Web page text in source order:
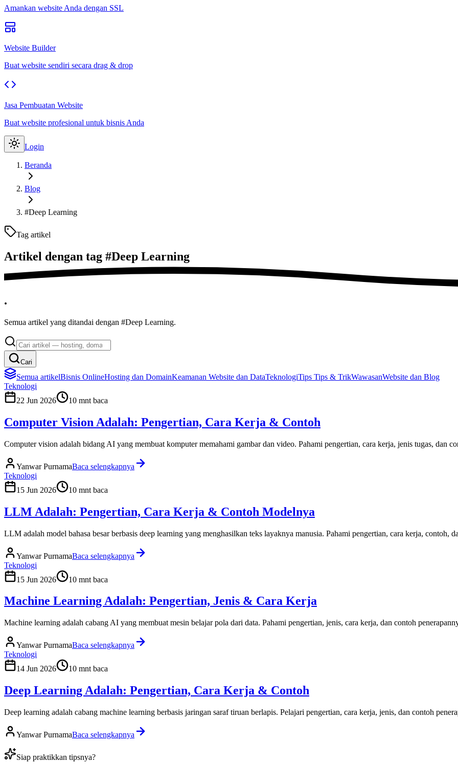
Amankan website Anda dengan SSL
Website Builder
Buat website sendiri secara drag & drop
Jasa Pembuatan Website
Buat website profesional untuk bisnis Anda
Login
Beranda
Blog
#Deep Learning
Tag artikel
Artikel dengan tag #Deep Learning
.
Semua artikel yang ditandai dengan #Deep Learning.
Cari
Semua artikelBisnis OnlineHosting dan DomainKeamanan Website dan DataTeknologiTips Tips & TrikWawasanWebsite dan Blog
Teknologi
22 Jun 2026
10 mnt baca
Computer Vision Adalah: Pengertian, Cara Kerja & Contoh
Computer vision adalah bidang AI yang membuat komputer memahami gambar dan video. Pahami pengertian, cara kerja, jenis tugas, dan
Yanwar PurnamaBaca selengkapnya
Teknologi
15 Jun 2026
10 mnt baca
LLM Adalah: Pengertian, Cara Kerja & Contoh Modelnya
LLM adalah model bahasa besar berbasis deep learning yang menghasilkan teks layaknya manusia. Pahami pengertian, cara kerja, contoh,
Yanwar PurnamaBaca selengkapnya
Teknologi
15 Jun 2026
10 mnt baca
Machine Learning Adalah: Pengertian, Jenis & Cara Kerja
Machine learning adalah cabang AI yang membuat mesin belajar pola dari data. Pahami pengertian, jenis, cara kerja, dan contoh
Yanwar PurnamaBaca selengkapnya
Teknologi
14 Jun 2026
10 mnt baca
Deep Learning Adalah: Pengertian, Cara Kerja & Contoh
Deep learning adalah cabang machine learning berbasis jaringan saraf tiruan berlapis. Pelajari pengertian, cara kerja, jenis, dan contoh
Yanwar PurnamaBaca selengkapnya
Siap praktikkan tipsnya?